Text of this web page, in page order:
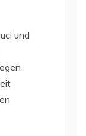
und